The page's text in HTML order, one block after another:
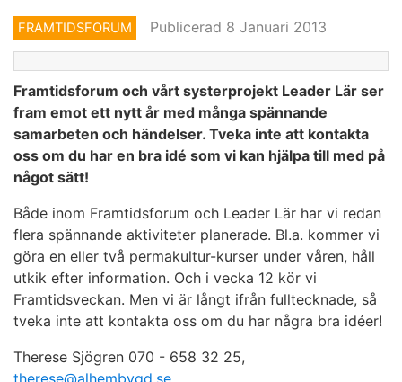
FRAMTIDSFORUM Publicerad 8 Januari 2013
Framtidsforum och vårt systerprojekt Leader Lär ser
fram emot ett nytt år med många spännande
samarbeten och händelser. Tveka inte att kontakta
oss om du har en bra idé som vi kan hjälpa till med på
något sätt!
Både inom Framtidsforum och Leader Lär har vi redan
flera spännande aktiviteter planerade. Bl.a. kommer vi
göra en eller två permakultur-kurser under våren, håll
utkik efter information. Och i vecka 12 kör vi
Framtidsveckan. Men vi är långt ifrån fulltecknade, så
tveka inte att kontakta oss om du har några bra idéer!
Therese Sjögren 070 - 658 32 25,